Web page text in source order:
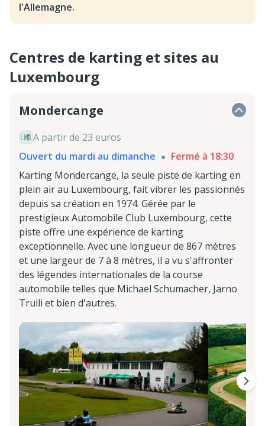
l'Allemagne.
Centres de karting et sites au
Luxembourg
Mondercange
A partir de 23 euros
Ouvert du mardi au dimanche
Fermé à 18:30
Karting Mondercange, la seule piste de karting en
plein air au Luxembourg, fait vibrer les passionnés
depuis sa création en 1974. Gérée par le
prestigieux Automobile Club Luxembourg, cette
piste offre une expérience de karting
exceptionnelle. Avec une longueur de 867 mètres
et une largeur de 7 à 8 mètres, il a vu s'affronter
des légendes internationales de la course
automobile telles que Michael Schumacher, Jarno
Trulli et bien d'autres.